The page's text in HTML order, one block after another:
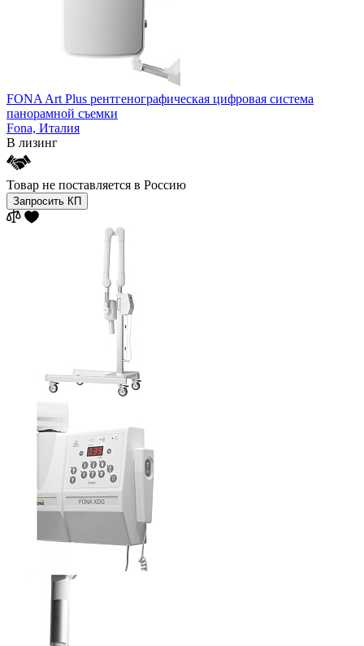
FONA Art Plus рентгенографическая цифровая система
панорамной съемки
Fona, Италия
В лизинг
Товар не поставляется в Россию
Запросить КП